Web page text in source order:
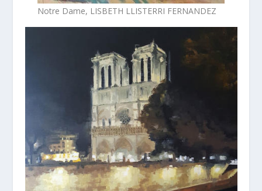
Notre Dame, LISBETH LLISTERRI FERNANDEZ